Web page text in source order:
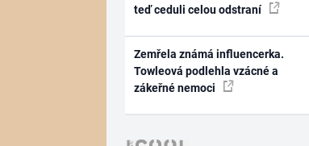
teď ceduli celou odstraní
Zemřela známá influencerka.
Towleová podlehla vzácné a
zákeřné nemoci